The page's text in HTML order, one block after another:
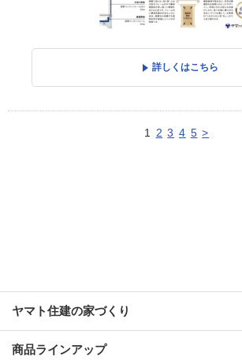
詳しくはこちら
1 2 3 4 5 >
ヤマト住建の家づくり
商品ラインアップ